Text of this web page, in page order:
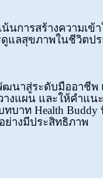
นการสร้างความเข้
แลสุขภาพในชีวิตป
นาสู่ระดับมืออาชีพ
างแผน และให้คำแน
บาท Health Buddy
างมีประสิทธิภาพ